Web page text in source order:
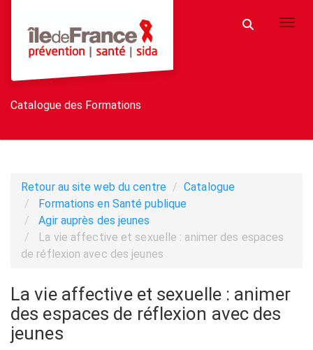
Catalogue des Formations
Retour au site web du centre
Catalogue
Formations en Santé publique
Agir auprès des jeunes
La vie affective et sexuelle : animer des espaces
de réflexion avec des jeunes
La vie affective et sexuelle : animer
des espaces de réflexion avec des
jeunes